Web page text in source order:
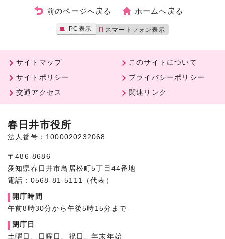
前のページへ戻る ホームへ戻る
PC表示 スマートフォン表示
サイトマップ
このサイトについて
サイトポリシー
プライバシーポリシー
交通アクセス
関連リンク
春日井市役所
法人番号：1000020232068
〒486-8686
愛知県春日井市鳥居松町5丁目44番地
電話：0568-81-5111（代表）
開庁時間
午前8時30分から午後5時15分まで
閉庁日
土曜日、日曜日、祝日、年末年始